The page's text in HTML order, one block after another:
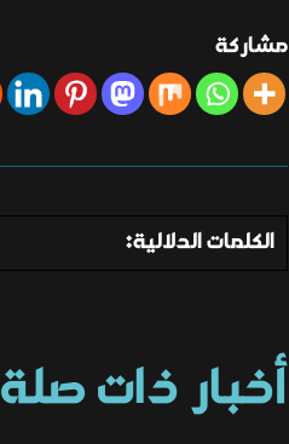
مشاركة
الكلمات الدلالية:
أخبار ذات صلة